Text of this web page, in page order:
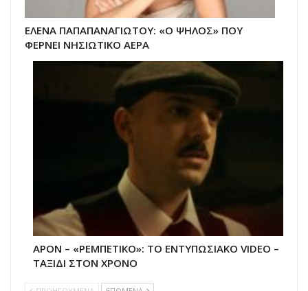
ΕΛΕΝΑ ΠΑΠΑΠΑΝΑΓΙΩΤΟΥ: «Ο ΨΗΛΟΣ» ΠΟΥ
ΦΕΡΝΕΙ ΝΗΣΙΩΤΙΚΟ ΑΕΡΑ
APON – «ΡΕΜΠΕΤΙΚΟ»: ΤΟ ΕΝΤΥΠΩΣΙΑΚΟ VIDEO –
ΤΑΞΙΔΙ ΣΤΟΝ ΧΡΟΝΟ